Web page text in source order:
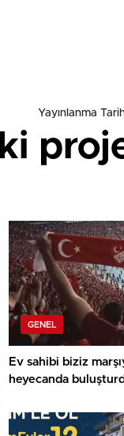
Yayınlanma
GENEL
Ev sahibi biziz
heyecanda